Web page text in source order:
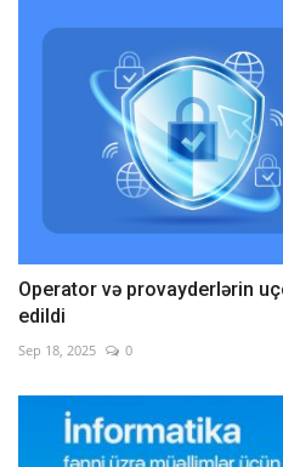
Operator və provayderlərin
edildi
Sep 18, 2025 0